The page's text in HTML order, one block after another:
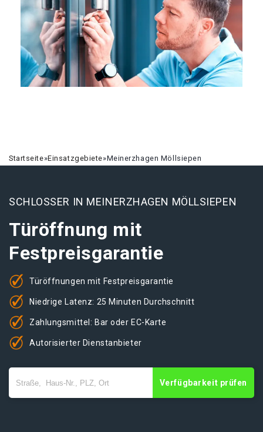
Startseite»Einsatzgebiete»Meinerzhagen Möllsiepen
SCHLOSSER IN MEINERZHAGEN MÖLLSIEPEN
Türöffnung mit
Festpreisgarantie
Türöffnungen mit Festpreisgarantie
Niedrige Latenz: 25 Minuten Durchschnitt
Zahlungsmittel: Bar oder EC-Karte
Autorisierter Dienstanbieter
Verfügbarkeit prüfen